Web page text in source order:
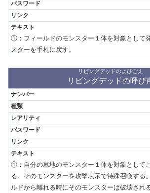
①：フィールドのモンスター１体を対象として
スターを手札に戻す。
リビングデッドのよびごえ
リビングデッドの呼び
①：自分の墓地のモンスター１体を対象として
る。そのモンスターを攻撃表示で特殊召喚する
ルドから離れる時にそのモンスターは破壊され